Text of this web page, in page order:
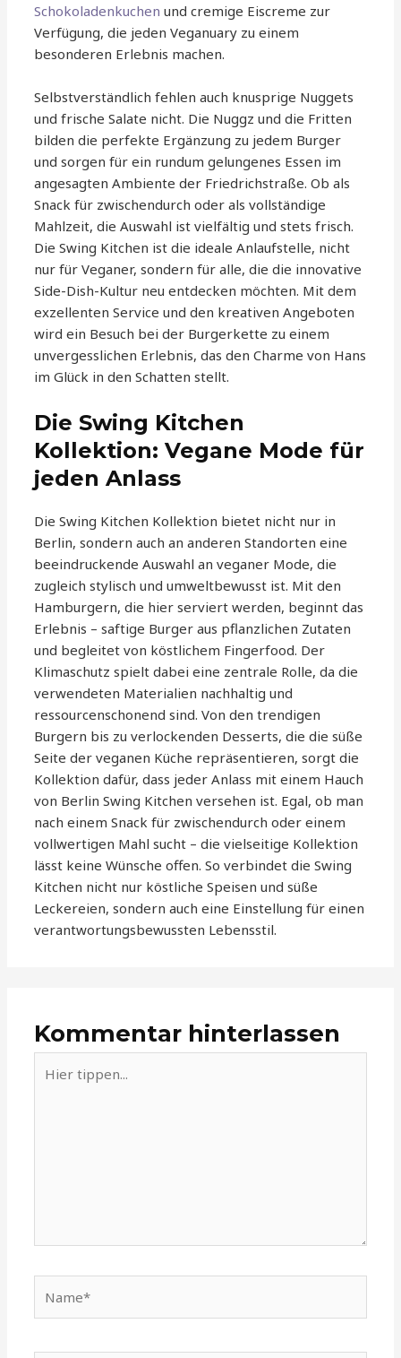
Schokoladenkuchen und cremige Eiscreme zur
Verfügung, die jeden Veganuary zu einem
besonderen Erlebnis machen.
Selbstverständlich fehlen auch knusprige Nuggets
und frische Salate nicht. Die Nuggz und die Fritten
bilden die perfekte Ergänzung zu jedem Burger
und sorgen für ein rundum gelungenes Essen im
angesagten Ambiente der Friedrichstraße. Ob als
Snack für zwischendurch oder als vollständige
Mahlzeit, die Auswahl ist vielfältig und stets frisch.
Die Swing Kitchen ist die ideale Anlaufstelle, nicht
nur für Veganer, sondern für alle, die die innovative
Side-Dish-Kultur neu entdecken möchten. Mit dem
exzellenten Service und den kreativen Angeboten
wird ein Besuch bei der Burgerkette zu einem
unvergesslichen Erlebnis, das den Charme von Hans
im Glück in den Schatten stellt.
Die Swing Kitchen
Kollektion: Vegane Mode für
jeden Anlass
Die Swing Kitchen Kollektion bietet nicht nur in
Berlin, sondern auch an anderen Standorten eine
beeindruckende Auswahl an veganer Mode, die
zugleich stylisch und umweltbewusst ist. Mit den
Hamburgern, die hier serviert werden, beginnt das
Erlebnis – saftige Burger aus pflanzlichen Zutaten
und begleitet von köstlichem Fingerfood. Der
Klimaschutz spielt dabei eine zentrale Rolle, da die
verwendeten Materialien nachhaltig und
ressourcenschonend sind. Von den trendigen
Burgern bis zu verlockenden Desserts, die die süße
Seite der veganen Küche repräsentieren, sorgt die
Kollektion dafür, dass jeder Anlass mit einem Hauch
von Berlin Swing Kitchen versehen ist. Egal, ob man
nach einem Snack für zwischendurch oder einem
vollwertigen Mahl sucht – die vielseitige Kollektion
lässt keine Wünsche offen. So verbindet die Swing
Kitchen nicht nur köstliche Speisen und süße
Leckereien, sondern auch eine Einstellung für einen
verantwortungsbewussten Lebensstil.
Kommentar hinterlassen
tippen...